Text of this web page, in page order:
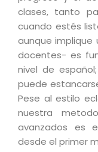
clases, tanto
cuando estés
aunque
docentes- es
nivel de
puede
Pese al estilo
nuestra
avanzados es
desde el primer